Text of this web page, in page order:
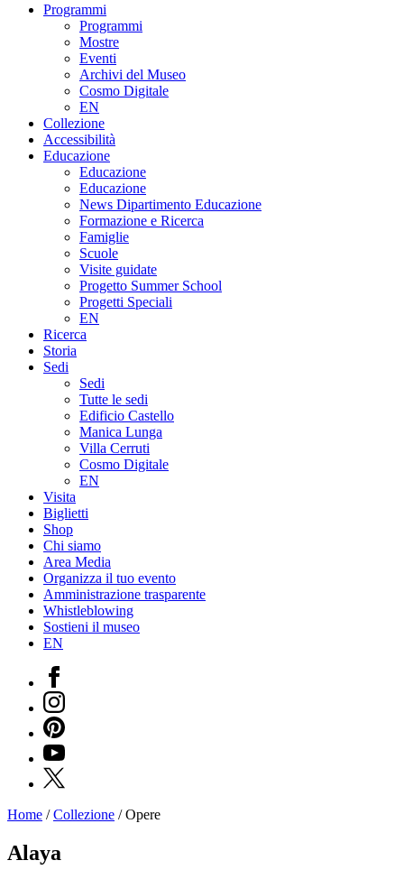
Programmi
Programmi
Mostre
Eventi
Archivi del Museo
Cosmo Digitale
EN
Collezione
Accessibilità
Educazione
Educazione
Educazione
News Dipartimento Educazione
Formazione e Ricerca
Famiglie
Scuole
Visite guidate
Progetto Summer School
Progetti Speciali
EN
Ricerca
Storia
Sedi
Sedi
Tutte le sedi
Edificio Castello
Manica Lunga
Villa Cerruti
Cosmo Digitale
EN
Visita
Biglietti
Shop
Chi siamo
Area Media
Organizza il tuo evento
Amministrazione trasparente
Whistleblowing
Sostieni il museo
EN
Facebook
Instagram
Pinterest
YouTube
X
Home /Collezione /Opere
Alaya